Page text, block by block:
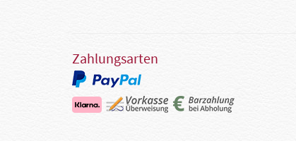
Zahlungsarten